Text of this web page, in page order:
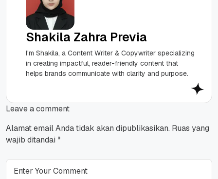
Shakila Zahra Previa
I'm Shakila, a Content Writer & Copywriter specializing
in creating impactful, reader-friendly content that
helps brands communicate with clarity and purpose.
Leave a comment
Alamat email Anda tidak akan dipublikasikan. Ruas yang
wajib ditandai *